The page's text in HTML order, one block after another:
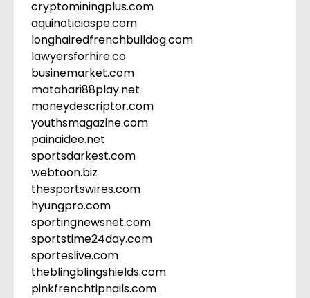
cryptominingplus.com
aquinoticiaspe.com
longhairedfrenchbulldog.com
lawyersforhire.co
businemarket.com
matahari88play.net
moneydescriptor.com
youthsmagazine.com
painaidee.net
sportsdarkest.com
webtoon.biz
thesportswires.com
hyungpro.com
sportingnewsnet.com
sportstime24day.com
sporteslive.com
theblingblingshields.com
pinkfrenchtipnails.com